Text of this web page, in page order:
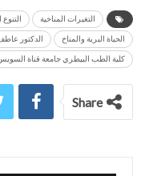
التغيرات المناخية
الحياة البرية والمناخ الدكتور
كلية الطب البيطري جامعة قناة
Share